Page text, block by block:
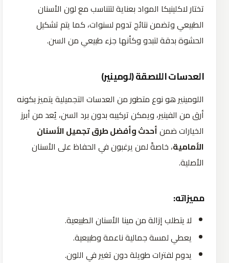
تختار لاكلينيكا المواد بعناية لتتناسب مع لون الأسنان
الطبيعي وتضمن نتائج تدوم لسنوات، كما يتم تشكيل
الحشوة بدقة لتبدو وكأنها جزء طبيعي من السن.
العدسات اللاصقة (لومينير)
اللومينير هو نوع متطور من العدسات التجميلية يتميز بكونه
أرق من الفينير، ويمكن تركيبه بدون برد السن، يُعد من أبرز
الخيارات ضمنأحدث وأفضل طرق تجميل الأسنان
الأمامية، خاصةً لمن يرغبون في الحفاظ على الأسنان
الأصلية.
مميزاته:
لا يتطلب إزالة من مينا الأسنان الطبيعية.
يعطي لمسة جمالية ناعمة وطبيعية.
يدوم لفترات طويلة دون تغير في اللون.